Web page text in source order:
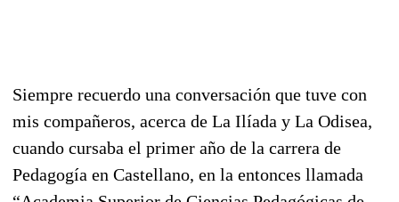
Siempre recuerdo una conversación que tuve con
mis compañeros, acerca de La Ilíada y La Odisea,
cuando cursaba el primer año de la carrera de
Pedagogía en Castellano, en la entonces llamada